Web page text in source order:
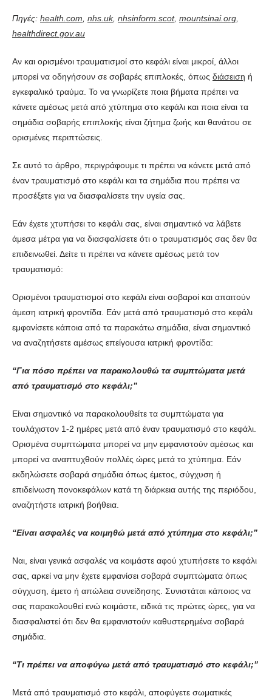
Πηγές: health.com nhs.uk, nhsinform.scot, mountsinai.org
healthdirect.gov.au
Αν και ορισμένοι τραυματισμοί στο κεφάλι είναι μικροί, άλλοι
μπορεί να οδηγήσουν σε σοβαρές επιπλοκές, όπως διάσειση ή
εγκεφαλικό τραύμα. Το να γνωρίζετε ποια βήματα πρέπει να
κάνετε αμέσως μετά από χτύπημα στο κεφάλι και ποια είναι τα
σημάδια σοβαρής επιπλοκής είναι ζήτημα ζωής και θανάτου σε
ορισμένες περιπτώσεις.
Σε αυτό το άρθρο, περιγράφουμε τι πρέπει να κάνετε μετά από
έναν τραυματισμό στο κεφάλι και τα σημάδια που πρέπει να
προσέξετε για να διασφαλίσετε την υγεία σας.
Εάν έχετε χτυπήσει το κεφάλι σας, είναι σημαντικό να λάβετε
άμεσα μέτρα για να διασφαλίσετε ότι ο τραυματισμός σας δεν θα
επιδεινωθεί. Δείτε τι πρέπει να κάνετε αμέσως μετά τον
τραυματισμό:
Ορισμένοι τραυματισμοί στο κεφάλι είναι σοβαροί και απαιτούν
άμεση ιατρική φροντίδα. Εάν μετά από τραυματισμό στο κεφάλι
εμφανίσετε κάποια από τα παρακάτω σημάδια, είναι σημαντικό
να αναζητήσετε αμέσως επείγουσα ιατρική φροντίδα:
“Για πόσο πρέπει να παρακολουθώ τα συμπτώματα μετά
από τραυματισμό στο κεφάλι;”
Είναι σημαντικό να παρακολουθείτε τα συμπτώματα για
τουλάχιστον 1-2 ημέρες μετά από έναν τραυματισμό στο κεφάλι.
Ορισμένα συμπτώματα μπορεί να μην εμφανιστούν αμέσως και
μπορεί να αναπτυχθούν πολλές ώρες μετά το χτύπημα. Εάν
εκδηλώσετε σοβαρά σημάδια όπως έμετος, σύγχυση ή
επιδείνωση πονοκεφάλων κατά τη διάρκεια αυτής της περιόδου,
αναζητήστε ιατρική βοήθεια.
“Είναι ασφαλές να κοιμηθώ μετά από χτύπημα στο κεφάλι;”
Ναι, είναι γενικά ασφαλές να κοιμάστε αφού χτυπήσετε το κεφάλι
σας, αρκεί να μην έχετε εμφανίσει σοβαρά συμπτώματα όπως
σύγχυση, έμετο ή απώλεια συνείδησης. Συνιστάται κάποιος να
σας παρακολουθεί ενώ κοιμάστε, ειδικά τις πρώτες ώρες, για να
διασφαλιστεί ότι δεν θα εμφανιστούν καθυστερημένα σοβαρά
σημάδια.
“Τι πρέπει να αποφύγω μετά από τραυματισμό στο κεφάλι;”
Μετά από τραυματισμό στο κεφάλι, αποφύγετε σωματικές